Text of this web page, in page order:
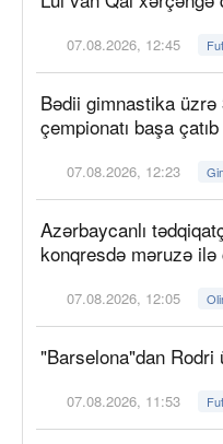
07.08.2026, 12:45
Bədii gimnastika
çempionatı başa çatıb
07.08.2026, 12:23
Azərbaycanlı
konqresdə məruzə ilə
07.08.2026, 12:05
"Barselona"dan
07.08.2026, 11:53